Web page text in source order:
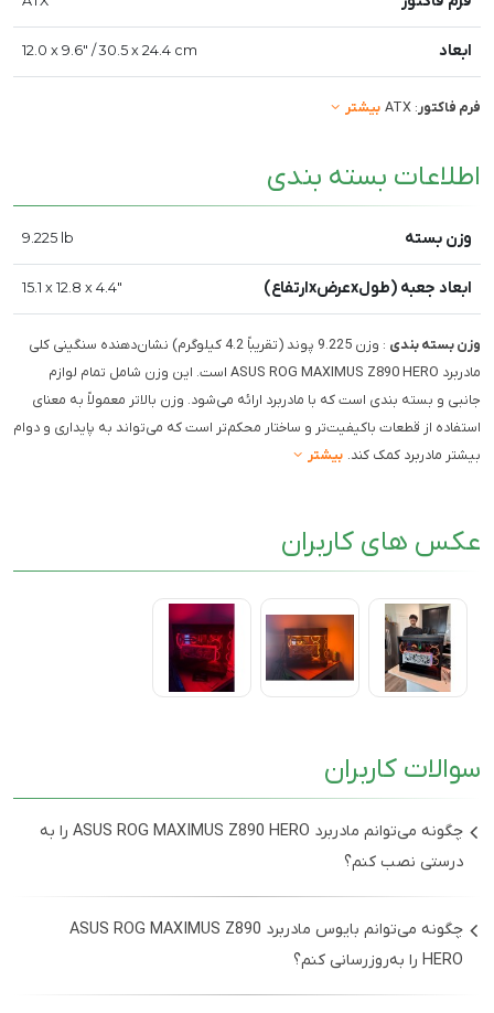
ابعاد 12.0 x 9.6" / 30.5 x 24.4 cm
فرم فاکتور: ATX بیشتر
اطلاعات بسته بندی
وزن بسته 9.225 lb
ابعاد جعبه (طولxعرضxارتفاع) 15.1 x 12.8 x 4.4"
وزن بسته بندی
: وزن 9.225 پوند (تقریباً 4.2 کیلوگرم) نشان‌دهنده سنگینی کلی
مادربرد ASUS ROG MAXIMUS Z890 HERO است. این وزن شامل تمام لوازم
جانبی و بسته بندی است که با مادربرد ارائه می‌شود. وزن بالاتر معمولاً به معنای
استفاده از قطعات باکیفیت‌تر و ساختار محکم‌تر است که می‌تواند به پایداری و دوام
بیشتر مادربرد کمک کند. بیشتر
عکس های کاربران
سوالات کاربران
چگونه می‌توانم مادربرد ASUS ROG MAXIMUS Z890 HERO را به
درستی نصب کنم؟
برای نصب مادربرد ASUS ROG MAXIMUS Z890 HERO، ابتدا
مطمئن شوید که کیس خاموش است و هیچ منبع برقی به آن
چگونه می‌توانم بایوس مادربرد ASUS ROG MAXIMUS Z890
HERO را به‌روز‌رسانی کنم؟